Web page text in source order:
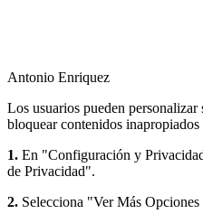
Antonio Enriquez
Los usuarios pueden
bloquear contenidos
1. En "Configuración y
de Privacidad".
2. Selecciona "Ver Más